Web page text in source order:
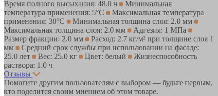
Время полного высыхания: 48.0 ч
Минимальная
температура применения: 5°С
Максимальная температура
применения: 30°С
Минимальная толщина слоя: 2.0 мм
Максимальная толщина слоя: 2.0 мм
Адгезия: 1 МПа
Размер фракции: 2.0 мм
Расход: 2.7 кг/м² при толщине слоя 1
мм
Средний срок службы при использовании на фасаде:
25.0 лет
Вес: 25.0 кг Цвет: белый
Жизнеспособность
раствора: 1.0 ч
Отзывы
Помогите другим пользователям с выбором — будьте первым,
кто поделится своим мнением об этом товаре.